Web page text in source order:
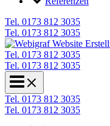
Tel. 0173 812 3035
Tel. 0173 812 3035
Tel. 0173 812 3035
Tel. 0173 812 3035
Tel. 0173 812 3035
Tel. 0173 812 3035